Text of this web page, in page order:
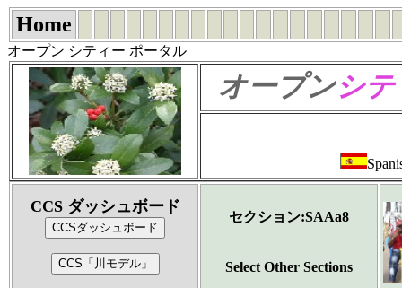
Home
オープン シティー ポータル
オープンシテ
CCS ダッシュボード
セクション:SAAa8
Select Other Sections